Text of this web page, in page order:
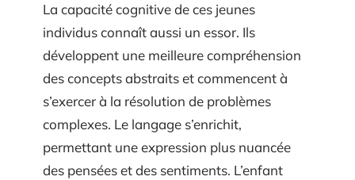
La capacité cognitive de ces jeunes
individus connaît aussi un essor. Ils
développent une meilleure compréhension
des concepts abstraits et commencent à
s’exercer à la résolution de problèmes
complexes. Le langage s’enrichit,
permettant une expression plus nuancée
des pensées et des sentiments. L’enfant